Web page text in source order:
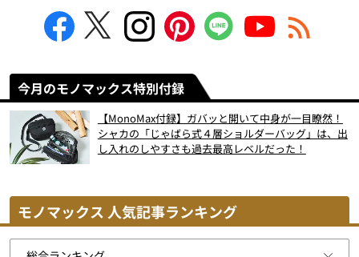
今月のモノマックス特別付録
【MonoMax付録】ガバッと開いて中身が一目瞭然！
シャカの「じゃばら式４層ショルダーバッグ」は、出
し入れのしやすさも過去最高レベルだった！
モノマックス 人気記事ランキング